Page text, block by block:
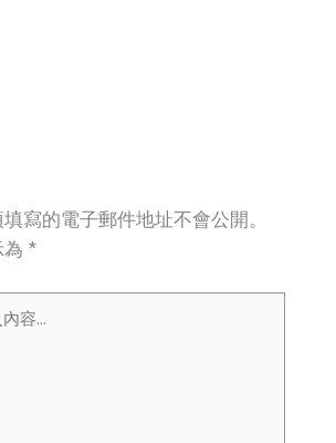
寫的電子郵件地址不會公開。
*